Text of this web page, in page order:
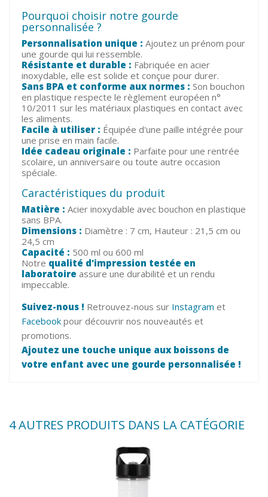
Pourquoi choisir notre gourde
personnalisée ?
Personnalisation unique : Ajoutez un prénom pour
une gourde qui lui ressemble.
Résistante et durable : Fabriquée en acier
inoxydable, elle est solide et conçue pour durer.
Sans BPA et conforme aux normes : Son bouchon
en plastique respecte le règlement européen n°
10/2011 sur les matériaux plastiques en contact avec
les aliments.
Facile à utiliser : Équipée d'une paille intégrée pour
une prise en main facile.
Idée cadeau originale : Parfaite pour une rentrée
scolaire, un anniversaire ou toute autre occasion
spéciale.
Caractéristiques du produit
Matière : Acier inoxydable avec bouchon en plastique
sans BPA.
Dimensions : Diamètre : 7 cm, Hauteur : 21,5 cm ou
24,5 cm
Capacité : 500 ml ou 600 ml
Notre qualité d'impression testée en
laboratoire assure une durabilité et un rendu
impeccable.
Suivez-nous ! Retrouvez-nous sur Instagram et
Facebook pour découvrir nos nouveautés et
promotions.
Ajoutez une touche unique aux boissons de
votre enfant avec une gourde personnalisée !
4 AUTRES PRODUITS DANS LA CATÉGORIE